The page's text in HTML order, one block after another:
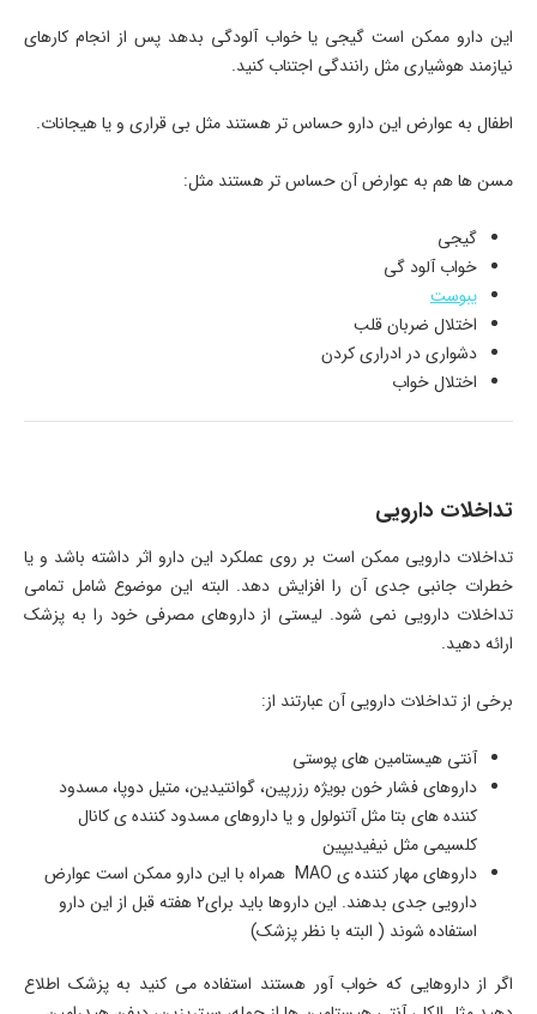
این دارو ممکن است گیجی یا خواب آلودگی بدهد پس از انجام کارهای
نیازمند هوشیاری مثل رانندگی اجتناب کنید.
اطفال به عوارض این دارو حساس تر هستند مثل بی قراری و یا هیجانات.
مسن ها هم به عوارض آن حساس تر هستند مثل:
گیجی
خواب آلود گی
یبوست
اختلال ضربان قلب
دشواری در ادراری کردن
اختلال خواب
تداخلات دارویی
تداخلات دارویی ممکن است بر روی عملکرد این دارو اثر داشته باشد و یا
خطرات جانبی جدی آن را افزایش دهد. البته این موضوع شامل تمامی
تداخلات دارویی نمی شود. لیستی از داروهای مصرفی خود را به پزشک
ارائه دهید.
برخی از تداخلات دارویی آن عبارتند از:
آنتی هیستامین های پوستی
داروهای فشار خون بویژه رزرپین، گوانتیدین، متیل دوپا، مسدود
کننده های بتا مثل آتنولول و یا داروهای مسدود کننده ی کانال
کلسیمی مثل نیفیدیپین
داروهای مهار کننده ی MAO همراه با این دارو ممکن است عوارض
دارویی جدی بدهند. این داروها باید برای2 هفته قبل از این دارو
استفاده شوند ( البته با نظر پزشک)
اگر از داروهایی که خواب آور هستند استفاده می کنید به پزشک اطلاع